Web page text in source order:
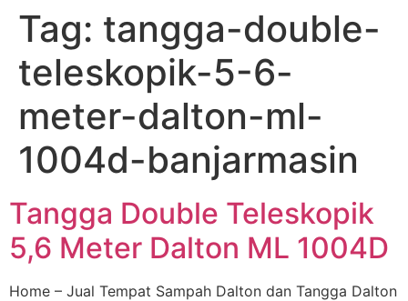
Skip
content
Tag: tangga-double-
teleskopik-5-6-
meter-dalton-ml-
1004d-banjarmasin
Tangga Double Teleskopik
5,6 Meter Dalton ML 1004D
Home – Jual Tempat Sampah Dalton dan Tangga Dalton